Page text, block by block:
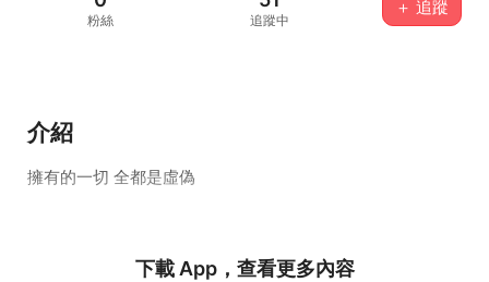
粉絲 追蹤中
＋ 追蹤
介紹
擁有的一切 全都是虛偽
下載 App，查看更多內容